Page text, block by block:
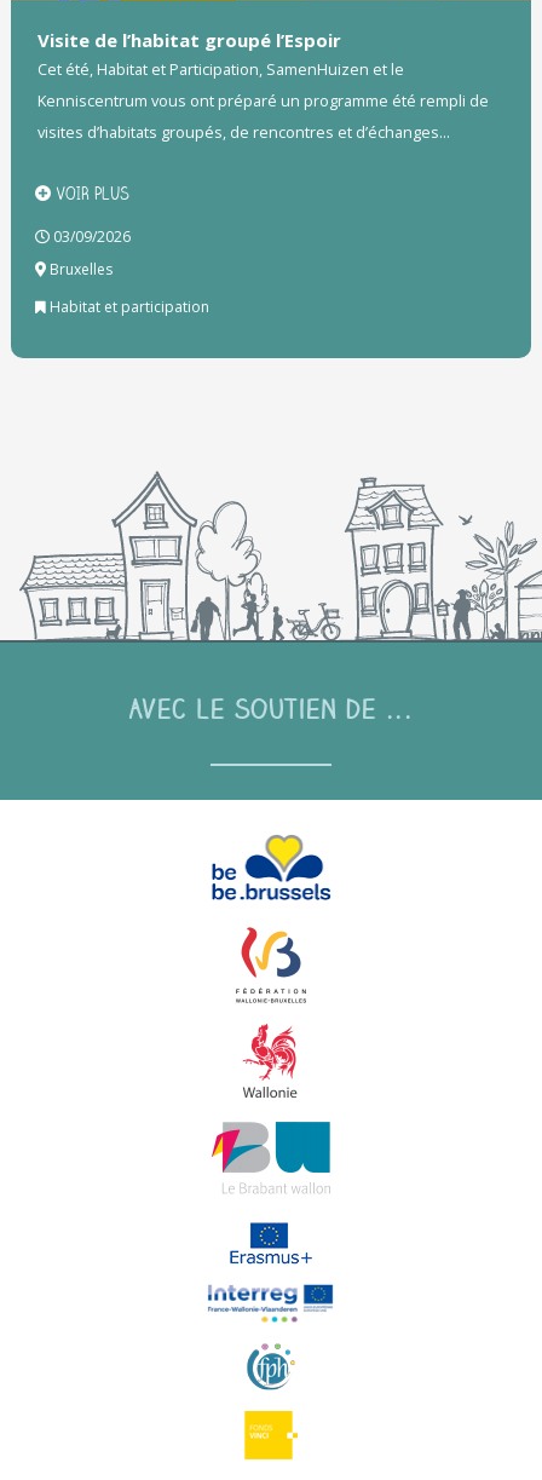
Visite de l’habitat groupé l’Espoir
Cet été, Habitat et Participation, SamenHuizen et le
Kenniscentrum vous ont préparé un programme été rempli de
visites d’habitats groupés, de rencontres et d’échanges...
VOIR PLUS
03/09/2026
Bruxelles
Habitat et participation
Avec le soutien de ...